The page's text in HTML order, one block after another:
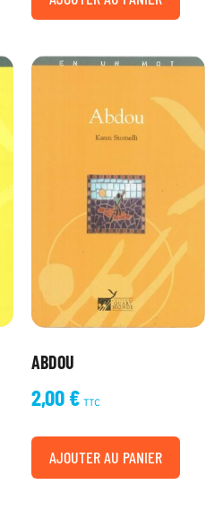
ABDOU
2,00€ TTC
AJOUTER AU PANIER